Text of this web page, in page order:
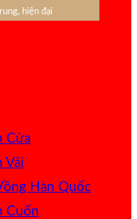
hiện đại
Cửa
Vải
Hàn Quốc
Cuốn